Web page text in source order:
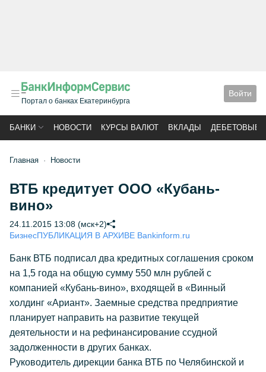
Портал о банках Екатеринбурга
Войти
БАНКИ НОВОСТИ КУРСЫ ВАЛЮТ ВКЛАДЫ ДЕБЕТОВЫЕ
Главная Новости
ВТБ кредитует ООО «Кубань-
вино»
24.11.2015 13:08 (мск+2)
БизнесПУБЛИКАЦИЯ В АРХИВЕ Bankinform.ru
Банк ВТБ подписал два кредитных соглашения сроком
на 1,5 года на общую сумму 550 млн рублей с
компанией «Кубань-вино», входящей в «Винный
холдинг «Ариант». Заемные средства предприятие
планирует направить на развитие текущей
деятельности и на рефинансирование ссудной
задолженности в других банках.
Руководитель дирекции банка ВТБ по Челябинской и